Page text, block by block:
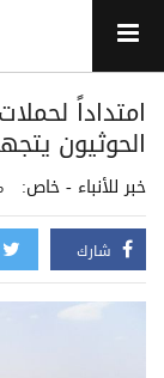
امتداداً
الحوثيون
خبر للأنباء - خاص:
شارك